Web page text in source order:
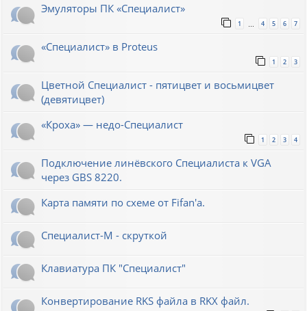
Эмуляторы ПК «Специалист»
1 4 5 6 7
«Специалист» в Proteus
1 2 3
Цветной Специалист - пятицвет и восьмицвет
(девятицвет)
«Кроха» — недо-Специалист
1 2 3 4
Подключение линёвского Специалиста к VGA
через GBS 8220.
Карта памяти по схеме от Fifan'a.
Специалист-М - скруткой
Клавиатура ПК "Специалист"
Конвертирование RKS файла в RKX файл.